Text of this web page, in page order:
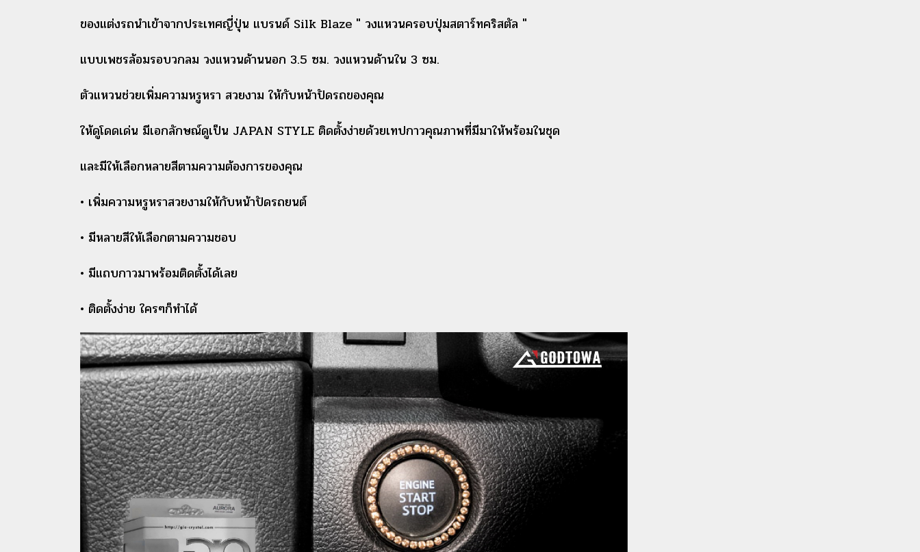
ของแต่งรถนำเข้าจากประเทศญี่ปุ่น แบรนด์ Silk Blaze " วงแหวนครอบปุ่มสตาร์ทคริสตัล "
แบบเพชรล้อมรอบวกลม วงแหวนด้านนอก 3.5 ซม. วงแหวนด้านใน 3 ซม.
ตัวแหวนช่วยเพิ่มความหรูหรา สวยงาม ให้กับหน้าปัดรถของคุณ
ให้ดูโดดเด่น มีเอกลักษณ์ดูเป็น JAPAN STYLE ติดตั้งง่ายด้วยเทปกาวคุณภาพที่มีมาให้พร้อมในชุด
และมีให้เลือกหลายสีตามความต้องการของคุณ
• เพิ่มความหรูหราสวยงามให้กับหน้าปัดรถยนต์
• มีหลายสีให้เลือกตามความชอบ
• มีแถบกาวมาพร้อมติดตั้งได้เลย
• ติดตั้งง่าย ใครๆก็ทำได้